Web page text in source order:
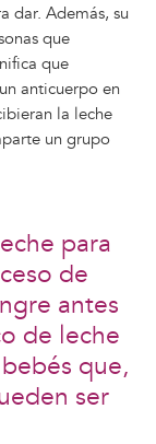
dar. Además, su
que
que
anticuerpo en
la leche
un grupo
para
de
antes
de leche
que,
ser